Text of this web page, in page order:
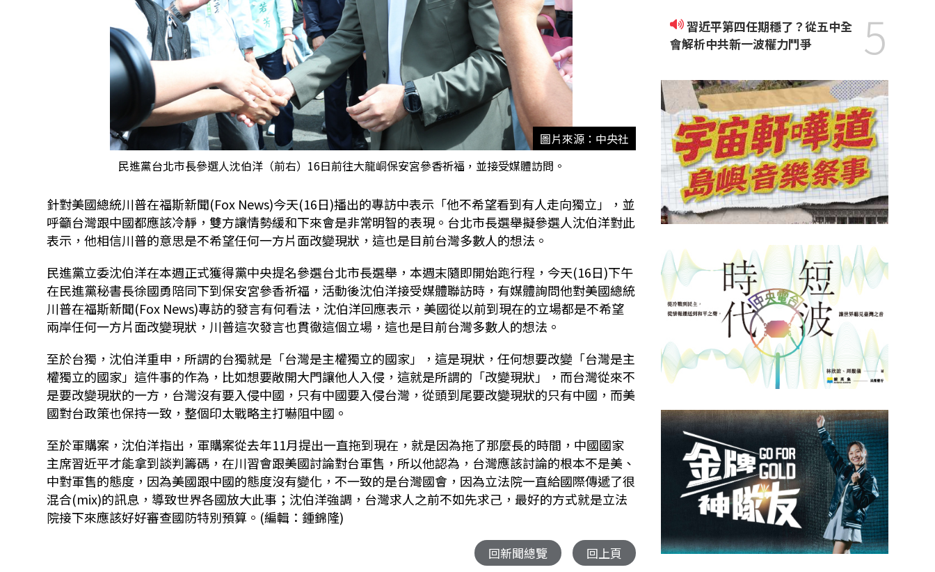
圖片來源：中央社
民進黨台北市長參選人沈伯洋（前右）16日前往大龍峒保安宮參香祈福，並接受媒體訪問。
針對美國總統川普在福斯新聞(Fox News)今天(16日)播出的專訪中表示「他不希望看到有人走向獨立」，並
呼籲台灣跟中國都應該冷靜，雙方讓情勢緩和下來會是非常明智的表現。台北市長選舉擬參選人沈伯洋對此
表示，他相信川普的意思是不希望任何一方片面改變現狀，這也是目前台灣多數人的想法。
民進黨立委沈伯洋在本週正式獲得黨中央提名參選台北市長選舉，本週末隨即開始跑行程，今天(16日)下午
在民進黨秘書長徐國勇陪同下到保安宮參香祈福，活動後沈伯洋接受媒體聯訪時，有媒體詢問他對美國總統
川普在福斯新聞(Fox News)專訪的發言有何看法，沈伯洋回應表示，美國從以前到現在的立場都是不希望
兩岸任何一方片面改變現狀，川普這次發言也貫徹這個立場，這也是目前台灣多數人的想法。
至於台獨，沈伯洋重申，所謂的台獨就是「台灣是主權獨立的國家」，這是現狀，任何想要改變「台灣是主
權獨立的國家」這件事的作為，比如想要敞開大門讓他人入侵，這就是所謂的「改變現狀」，而台灣從來不
是要改變現狀的一方，台灣沒有要入侵中國，只有中國要入侵台灣，從頭到尾要改變現狀的只有中國，而美
國對台政策也保持一致，整個印太戰略主打嚇阻中國。
至於軍購案，沈伯洋指出，軍購案從去年11月提出一直拖到現在，就是因為拖了那麼長的時間，中國國家
主席習近平才能拿到談判籌碼，在川習會跟美國討論對台軍售，所以他認為，台灣應該討論的根本不是美、
中對軍售的態度，因為美國跟中國的態度沒有變化，不一致的是台灣國會，因為立法院一直給國際傳遞了很
混合(mix)的訊息，導致世界各國放大此事；沈伯洋強調，台灣求人之前不如先求己，最好的方式就是立法
院接下來應該好好審查國防特別預算。(編輯：鍾錦隆)
回新聞總覽 回上頁
習近平第四任期穩了？從五中全
會解析中共新一波權力鬥爭
5